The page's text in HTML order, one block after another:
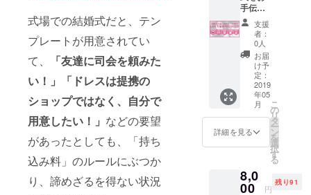
式場での結婚式だと、テン
プレートが用意されてい
て、
「友達に司会を頼みた
い！」「ドレスは提携の
ショップではなく、自分で
用意したい！」 などの要望
があったとしても、「持ち
込み料」のルールにぶつか
り、諦めざるを得ない状況
則、60
分×3回
程度と
しま
す。首
都圏以
外の場
合は、
オンラ
イン面
談とな
りま
間は、
最初の
手伝
い】
LINE相
談
BOOK
付き ✔︎
私達が
LINEで
あなた
の「カ
スタマ
イズ
婚」の
相談に
す！
（LINE
支援
者：
0人
お届
け予
定：
2019
年05
月
詳細を見る
こ
の
リ
タ
ー
ン
を
選
択
す
る
8,0
00 円
残り91